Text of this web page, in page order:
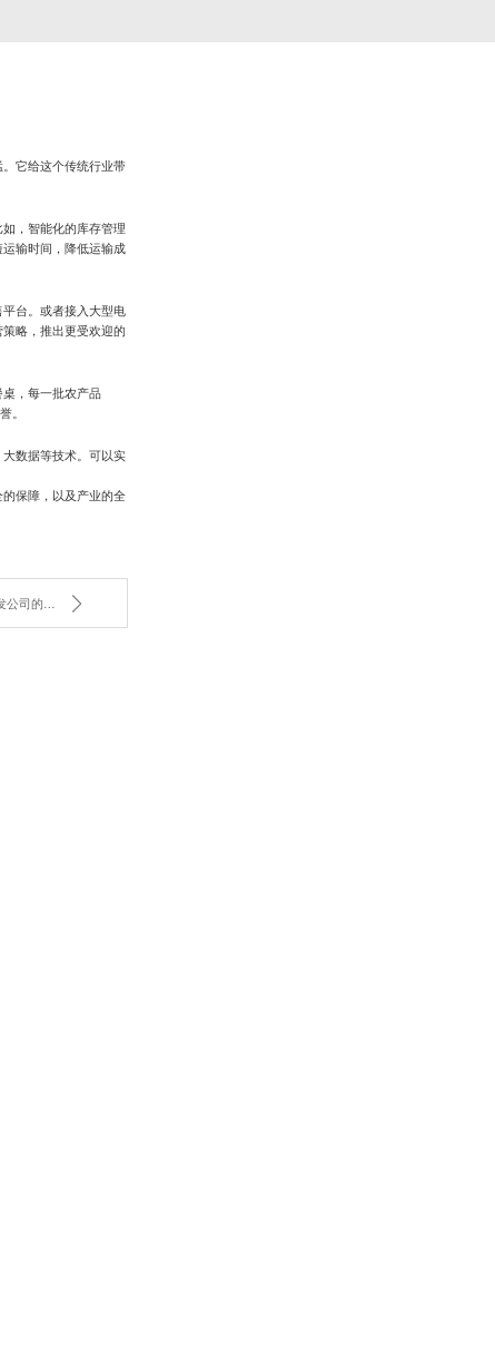
它给这个传统行业带
，智能化的库存管理
输时间，降低运输成
台。或者接入大型电
略，推出更受欢迎的
，每一批农产品
。
数据等技术。可以实
保障，以及产业的全
技术开发：四川食用农产品批发公司的增长新引擎？